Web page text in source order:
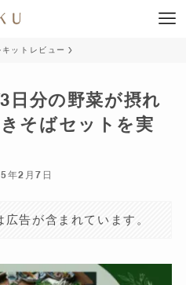
キットレビュー
日分の野菜が摂れ
そばセットを実
年2月7日
告が含まれています。